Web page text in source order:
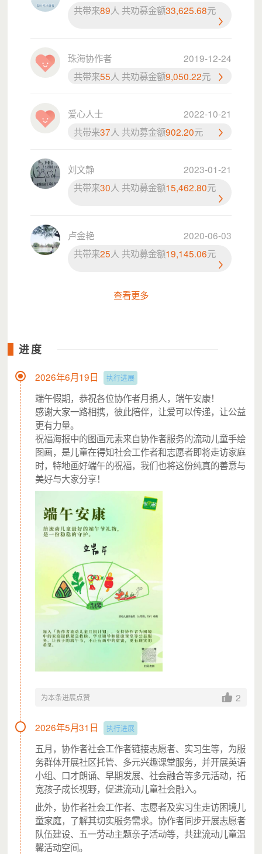
从未体检过）。
（2）给营养差的孩子补充牛奶、鸡蛋等营养物资
餐？每天运动多久？
（4）为心理有压力的孩子提供个案辅导，开“抗逆力
4. 帮助更多机构一起做（模式推广）
把我们的经验总结成培训课程，分享给其他公益组
家长，并带动更多志愿者参与。
更重要的是：很多曾经接受过协作者帮助的孩子，后
来成了我们的志愿者，从“受助者”变成了“助人者”——这
项目预算
项目最低执行金额
可执行额度”，所募资金将以转捐到同类项目的方式使用并
反馈。
剩余善款处理计划
如项目执行完成后善款仍有剩余，向公众公示后，转
捐至同类型项目继续执行。
项目开始募捐时间
2026年5月9日
共带来89人 共劝募金额33,625.68元
珠海协作者
2019-12-24
共带来55人 共劝募金额9,050.22元
爱心人士
2022-10-21
共带来37人 共劝募金额902.20元
刘文静
2023-01-21
共带来30人 共劝募金额15,462.80元
卢金艳
2020-06-03
共带来25人 共劝募金额19,145.06元
查看更多
进度
2026年6月19日 执行进展
端午假期，恭祝各位协作者月捐人，端午安康！
感谢大家一路相携，彼此陪伴，让爱可以传递，让公益
更有力量。
祝福海报中的图画元素来自协作者服务的流动儿童手绘
图画，是儿童在得知社会工作者和志愿者即将走访家庭
时，特地画好端午的祝福，我们也将这份纯真的善意与
美好与大家分享！
为本条进展点赞 2
2026年5月31日 执行进展
五月，协作者社会工作者链接志愿者、实习生等，为服
务群体开展社区托管、多元兴趣课堂服务，并开展英语
小组、口才朗诵、早期发展、社会融合等多元活动，拓
宽孩子成长视野，促进流动儿童社会融入。
此外，协作者社会工作者、志愿者及实习生走访困境儿
童家庭，了解其切实服务需求。协作者同步开展志愿者
队伍建设、五一劳动主题亲子活动等，共建流动儿童温
馨活动空间。